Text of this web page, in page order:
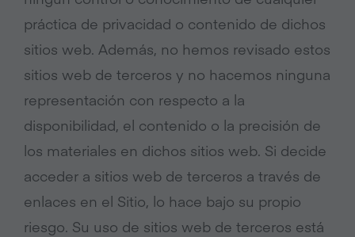
práctica de privacidad o contenido de dichos
sitios web. Además, no hemos revisado estos
sitios web de terceros y no hacemos ninguna
representación con respecto a la
disponibilidad, el contenido o la precisión de
los materiales en dichos sitios web. Si decide
acceder a sitios web de terceros a través de
enlaces en el Sitio, lo hace bajo su propio
riesgo. Su uso de sitios web de terceros está